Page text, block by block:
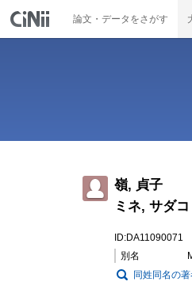
論文・データをさがす
嶺, 貞子
ミネ, サダコ
ID:DA11090071
別名
同姓同名の